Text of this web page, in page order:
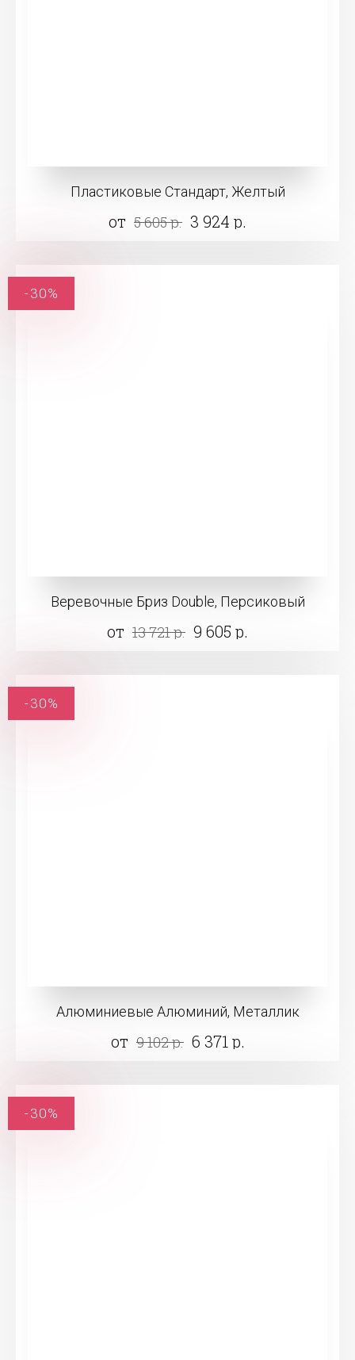
Пластиковые Стандарт, Желтый
от 5 605 р. 3 924 р.
Веревочные Бриз Double, Персиковый
от 13 721 р. 9 605 р.
-30%
Алюминиевые Алюминий, Металлик
от 9 102 р. 6 371 р.
-30%
-30%